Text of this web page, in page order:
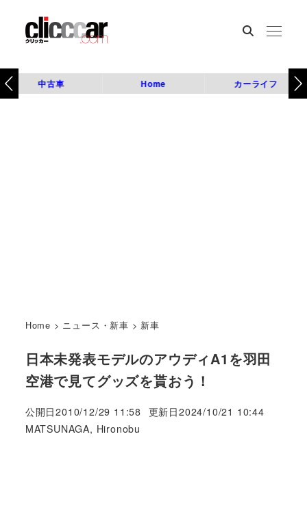
中古車 Home カーライフ
Home > ニュース・新車 > 新車
日本未発表モデルのアウディA1を羽田
空港で見てグッズを貰おう！
公開日2010/12/29 11:58 更新日2024/10/21 10:44
著
MATSUNAGA, Hironobu